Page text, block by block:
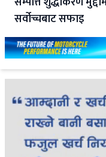
सर्वोच्चबाट सफाइ